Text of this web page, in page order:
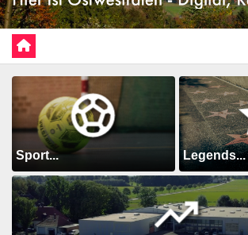
Sport... Legends...